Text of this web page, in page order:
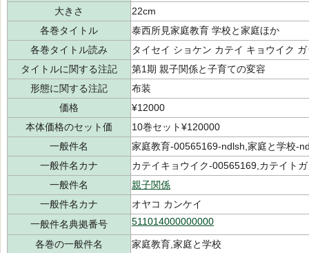
大きさ
22cm
各巻タイトル
泰西所見家庭教育 学校と家庭ほか
各巻タイトル読み
タイセイ ショケン カテイ キョウイク
タイトルに関する注記
第1期 親子関係と子育ての変容
形態に関する注記
布装
価格
¥12000
本体価格のセット価
10巻セット¥120000
一般件名
家庭教育-00565169-ndlsh,家庭と学校-
一般件名カナ
カテイキョウイク-00565169,カテイト
一般件名
親子関係
一般件名カナ
オヤコ カンケイ
一般件名典拠番号
511014000000000
各巻の一般件名
家庭教育,家庭と学校